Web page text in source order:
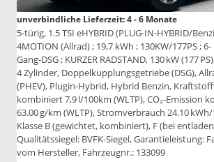
unverbindliche Lieferzeit: 4 - 6 Monate
5-türig, 1.5 TSI eHYBRID (PLUG-IN-HYBRID/
4MOTION (Allrad) ; 19,7 kWh ; 130KW/177PS ; 6-
Gang-DSG ; KURZER RADSTAND, 130 kW (177
4 Zylinder, Doppelkupplungsgetriebe (DSG),
(PHEV), Plugin-Hybrid, Hybrid Benzin,
kombiniert 7,9 l/100km (WLTP), CO₂-Emission
63.00 g/km (WLTP), Stromverbrauch 24.10 kWh/
Klasse B (gewichtet, kombiniert), F (bei
Qualitätssiegel: BVFK-Siegel, Garantieleistung:
vom Hersteller, Fahrzeugnr.: 133099